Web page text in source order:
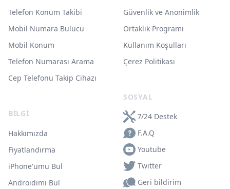
Telefon Konum Takibi
Mobil Numara Bulucu
Mobil Konum
Telefon Numarası Arama
Cep Telefonu Takip Cihazı
BILGI
Hakkımızda
Fiyatlandırma
iPhone'umu Bul
Androidimi Bul
Güvenlik ve Anonimlik
Ortaklık Programı
Kullanım Koşulları
Çerez Politikası
SOSYAL
7/24 Destek
F.A.Q
Youtube
Twitter
Geri bildirim